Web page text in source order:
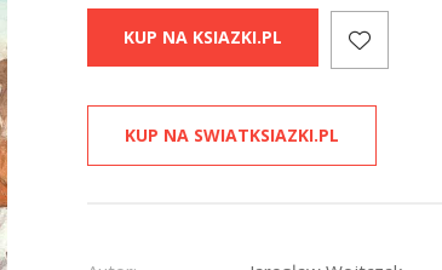
KUP NA KSIAZKI.PL
KUP NA SWIATKSIAZKI.PL